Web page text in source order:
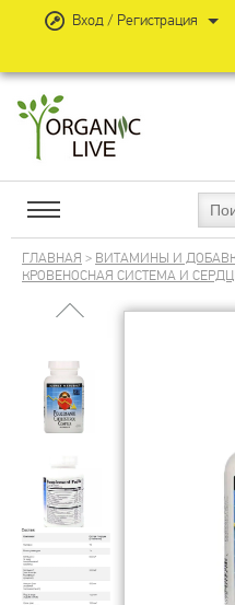
ГЛАВНАЯ > ВИТАМИНЫ И
КРОВЕНОСНАЯ СИСТЕМА И
Вход / Регистрация